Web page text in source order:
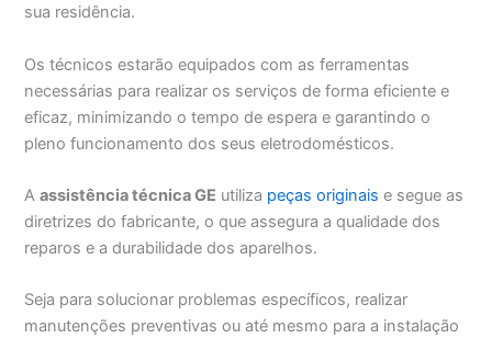
sua residência.
Os técnicos estarão equipados com as ferramentas
necessárias para realizar os serviços de forma eficiente e
eficaz, minimizando o tempo de espera e garantindo o
pleno funcionamento dos seus eletrodomésticos.
Aassistência técnica GE utiliza peças originais e segue as
diretrizes do fabricante, o que assegura a qualidade dos
reparos e a durabilidade dos aparelhos.
Seja para solucionar problemas específicos, realizar
manutenções preventivas ou até mesmo para a instalação